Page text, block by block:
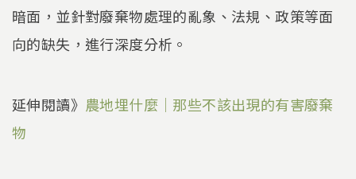
暗面，並針對廢棄物處理的亂象、法規、政策等面
向的缺失，進行深度分析。
延伸閱讀》 農地埋什麼｜那些不該出現的有害廢棄
物